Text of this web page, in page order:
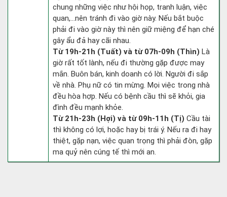
chung những việc như hội họp, tranh luận, việc
quan,…nên tránh đi vào giờ này. Nếu bắt buộc
phải đi vào giờ này thì nên giữ miệng để hạn ché
gây ẩu đả hay cãi nhau.
Từ 19h-21h (Tuất) và từ 07h-09h (Thìn) Là
giờ rất tốt lành, nếu đi thường gặp được may
mắn. Buôn bán, kinh doanh có lời. Người đi sắp
về nhà. Phụ nữ có tin mừng. Mọi việc trong nhà
đều hòa hợp. Nếu có bệnh cầu thì sẽ khỏi, gia
đình đều mạnh khỏe.
Từ 21h-23h (Hợi) và từ 09h-11h (Tị) Cầu tài
thì không có lợi, hoặc hay bị trái ý. Nếu ra đi hay
thiệt, gặp nạn, việc quan trọng thì phải đòn, gặp
ma quỷ nên cúng tế thì mới an.